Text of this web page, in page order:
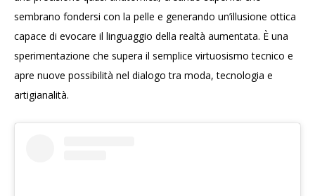
sembrano fondersi con la pelle e generando un’illusione ottica
capace di evocare il linguaggio della realtà aumentata. È una
sperimentazione che supera il semplice virtuosismo tecnico e
apre nuove possibilità nel dialogo tra moda, tecnologia e
artigianalità.